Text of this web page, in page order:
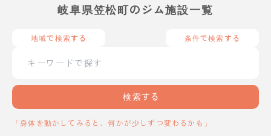
岐阜県笠松町のジム施設一覧
地域で検索する 条件で検索する
検索する
「身体を動かしてみると、何かが少しずつ変わるかも」